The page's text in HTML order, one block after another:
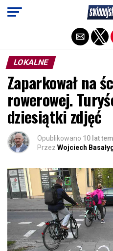
LOKALNE
Zaparkował na
rowerowej.
dziesiątki zdjęć
Opublikowano 10 lat
Przez Wojciech
Exit